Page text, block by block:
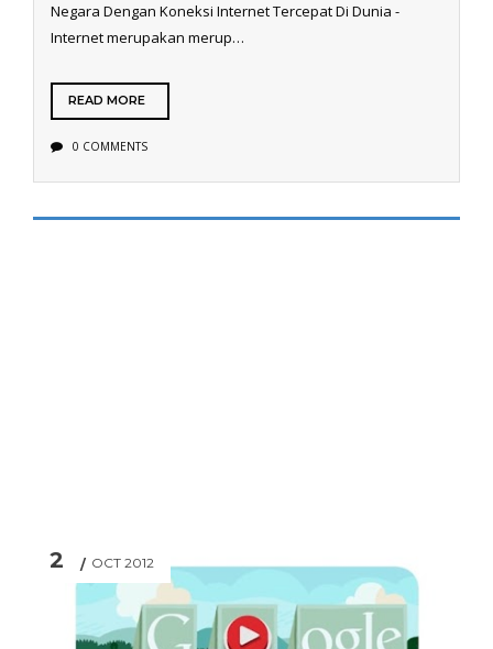
Negara Dengan Koneksi Internet Tercepat Di Dunia -
Internet merupakan merup…
READ MORE
0 COMMENTS
2 OCT 2012